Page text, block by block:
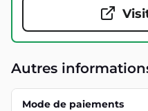
Autres
Mode de paiements